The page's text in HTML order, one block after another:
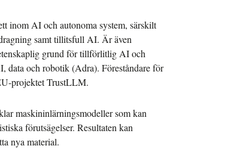
inom AI och autonoma system, särskilt
samt tillitsfull AI. Är även
grund för tillförlitlig AI och
data och robotik (Adra). Föreståndare för
projektet TrustLLM.
maskininlärningsmodeller som kan
förutsägelser. Resultaten kan
nya material.